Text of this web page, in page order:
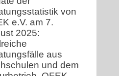
von
e.V. am 7.
2025:
aus
und dem